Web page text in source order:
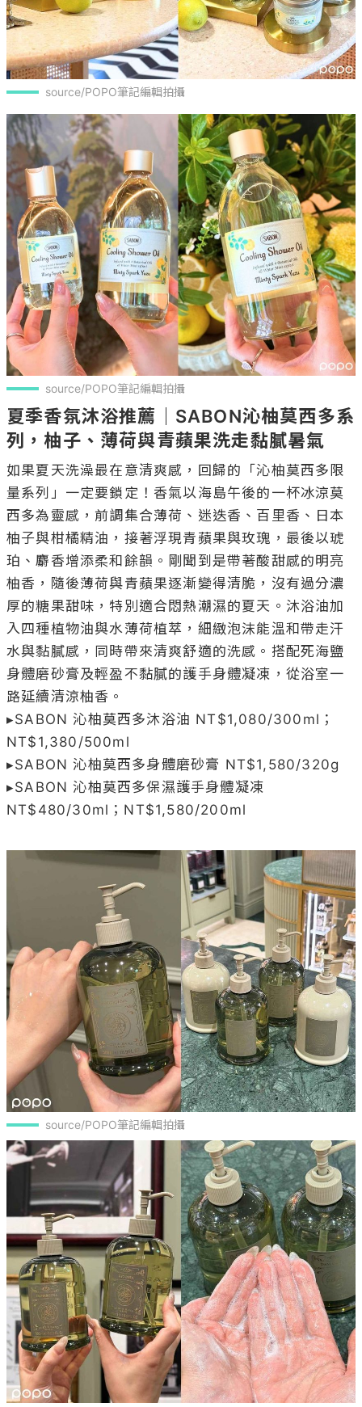
source/POPO筆記編輯拍攝
source/POPO筆記編輯拍攝
夏季香氛沐浴推薦｜SABON沁柚莫西多系
列，柚子、薄荷與青蘋果洗走黏膩暑氣
如果夏天洗澡最在意清爽感，回歸的「沁柚莫西多限
量系列」一定要鎖定！香氣以海島午後的一杯冰涼莫
西多為靈感，前調集合薄荷、迷迭香、百里香、日本
柚子與柑橘精油，接著浮現青蘋果與玫瑰，最後以琥
珀、麝香增添柔和餘韻。剛聞到是帶著酸甜感的明亮
柚香，隨後薄荷與青蘋果逐漸變得清脆，沒有過分濃
厚的糖果甜味，特別適合悶熱潮濕的夏天。沐浴油加
入四種植物油與水薄荷植萃，細緻泡沫能溫和帶走汗
水與黏膩感，同時帶來清爽舒適的洗感。搭配死海鹽
身體磨砂膏及輕盈不黏膩的護手身體凝凍，從浴室一
路延續清涼柚香。
▸SABON 沁柚莫西多沐浴油 NT$1,080/300ml；
NT$1,380/500ml
▸SABON 沁柚莫西多身體磨砂膏 NT$1,580/320g
▸SABON 沁柚莫西多保濕護手身體凝凍
NT$480/30ml；NT$1,580/200ml
source/POPO筆記編輯拍攝